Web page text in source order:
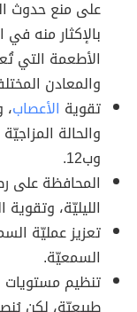
على منع حدوث
بالإكثار منه
الأطعمة التي
والمعادن
تقوية الأعصاب
وب12.
المحافظة على
الليليّة، وتقوية
تعزيز عمليّة
السمعيّة.
تنظيم مستويات